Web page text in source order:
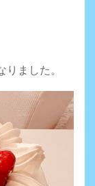
ました。